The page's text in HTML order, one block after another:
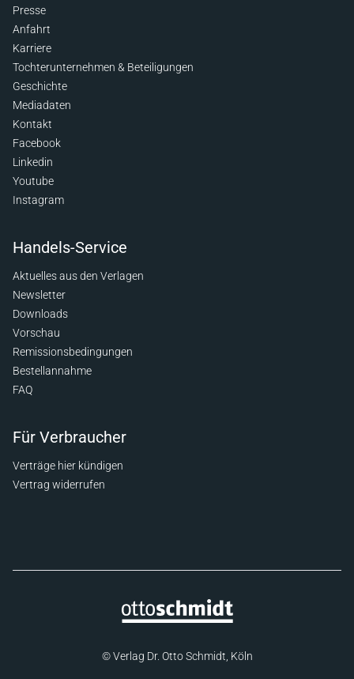
Presse
Anfahrt
Karriere
Tochterunternehmen & Beteiligungen
Geschichte
Mediadaten
Kontakt
Facebook
Linkedin
Youtube
Instagram
Handels-Service
Aktuelles aus den Verlagen
Newsletter
Downloads
Vorschau
Remissionsbedingungen
Bestellannahme
FAQ
Für Verbraucher
Verträge hier kündigen
Vertrag widerrufen
© Verlag Dr. Otto Schmidt, Köln